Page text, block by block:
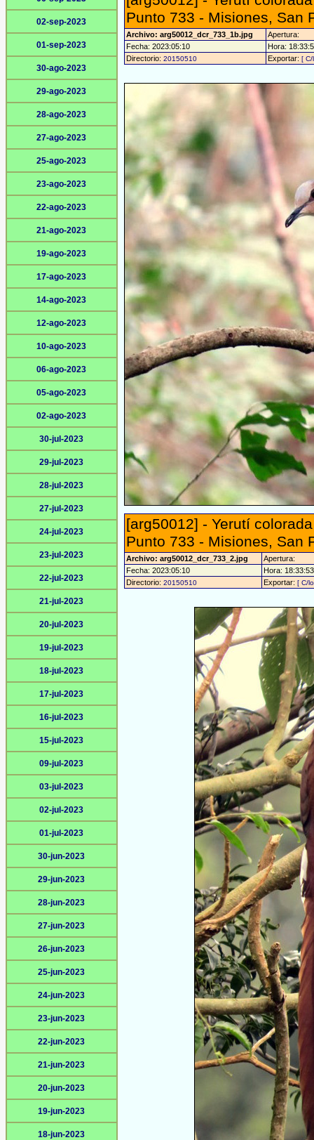
02-sep-2023
01-sep-2023
30-ago-2023
29-ago-2023
28-ago-2023
27-ago-2023
25-ago-2023
23-ago-2023
22-ago-2023
21-ago-2023
19-ago-2023
17-ago-2023
14-ago-2023
12-ago-2023
10-ago-2023
06-ago-2023
05-ago-2023
02-ago-2023
30-jul-2023
29-jul-2023
28-jul-2023
27-jul-2023
24-jul-2023
23-jul-2023
22-jul-2023
21-jul-2023
20-jul-2023
19-jul-2023
18-jul-2023
17-jul-2023
16-jul-2023
15-jul-2023
09-jul-2023
03-jul-2023
02-jul-2023
01-jul-2023
30-jun-2023
29-jun-2023
28-jun-2023
27-jun-2023
26-jun-2023
25-jun-2023
24-jun-2023
23-jun-2023
22-jun-2023
21-jun-2023
20-jun-2023
19-jun-2023
18-jun-2023
Punto 733 - Misiones, San
Archivo: arg50012_dcr_733_1b.jpg
Apertura:
Fecha: 2023:05:10
Hora:
Directorio: 20150510 Exportar: [ C/
[arg50012] - Yerutí
Punto 733 - Misiones, San
Archivo: arg50012_dcr_733_2.jpg
Apertura:
Fecha: 2023:05:10
Hora:
Directorio: 20150510 Exportar: [ C/